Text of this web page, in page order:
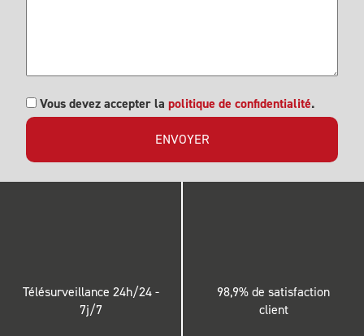
RGPDVous devez accepter la politique de confidentialité.
Télésurveillance 24h/24 -
7j/7
98,9% de satisfaction
client